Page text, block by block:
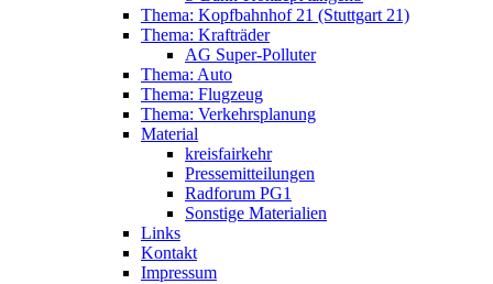
Thema: Kopfbahnhof 21 (Stuttgart 21)
Thema: Krafträder
AG Super-Polluter
Thema: Auto
Thema: Flugzeug
Thema: Verkehrsplanung
Material
kreisfairkehr
Pressemitteilungen
Radforum PG1
Sonstige Materialien
Links
Kontakt
Impressum